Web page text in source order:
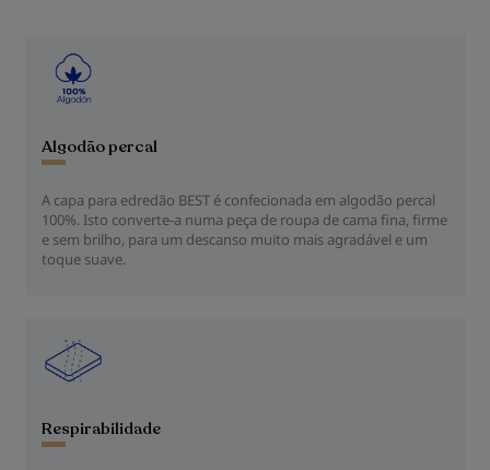
Algodão percal
A capa para edredão BEST é confecionada em algodão percal
100%. Isto converte-a numa peça de roupa de cama fina, firme
e sem brilho, para um descanso muito mais agradável e um
toque suave.
Respirabilidade